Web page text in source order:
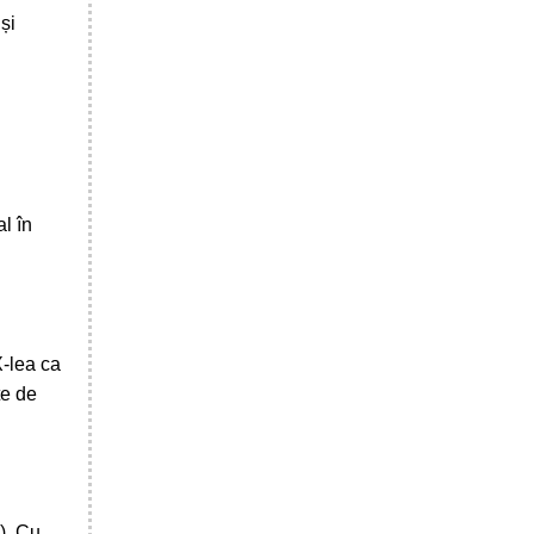
în
lea ca
de